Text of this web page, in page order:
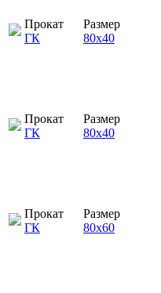
Прокат
ГК
Размер
80х40
Прокат
ГК
Размер
80х40
Прокат
ГК
Размер
80х60